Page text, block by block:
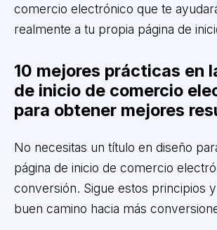
comercio electrónico que te
realmente a tu propia página de
10 mejores prácticas en
de inicio de comercio
para obtener mejores
No necesitas un título en diseño
página de inicio de comercio
conversión. Sigue estos principios
buen camino hacia más